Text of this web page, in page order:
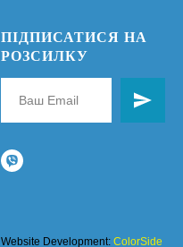
ПІДПИСАТИСЯ НА
РОЗСИЛКУ
Website Development: ColorSide